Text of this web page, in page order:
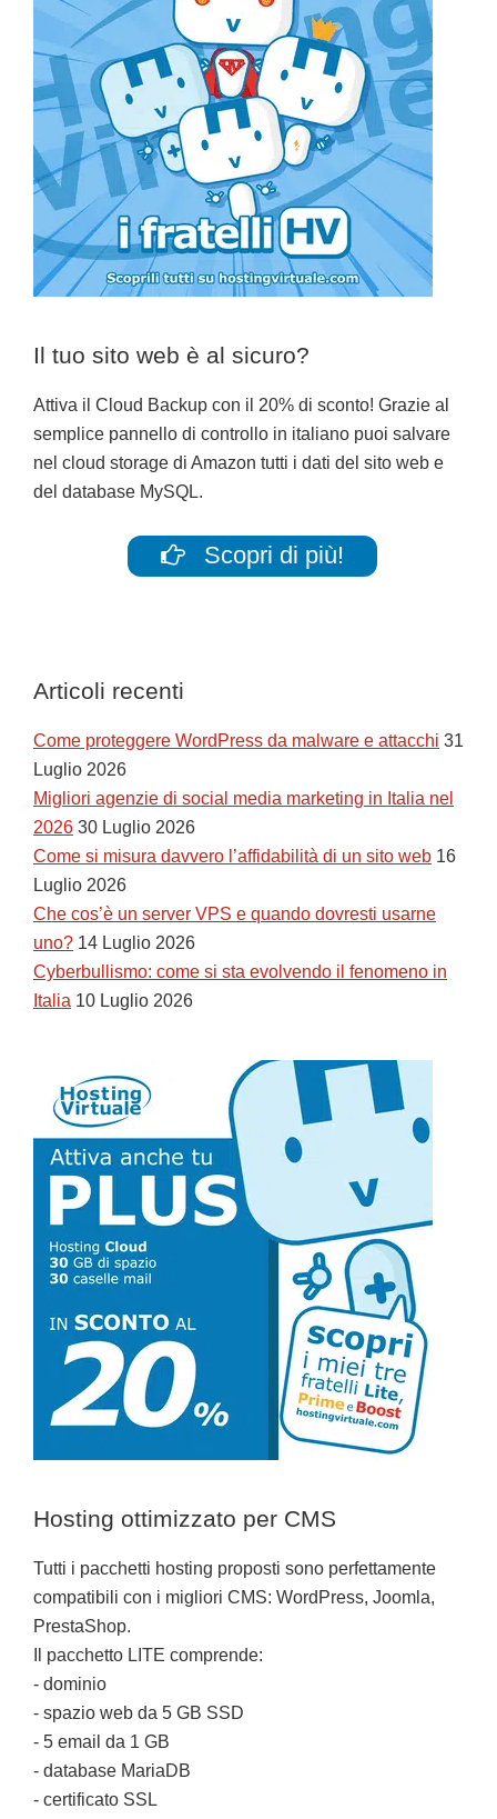
Il tuo sito web è al sicuro?
Attiva il Cloud Backup con il 20% di sconto! Grazie al
semplice pannello di controllo in italiano puoi salvare
nel cloud storage di Amazon tutti i dati del sito web e
del database MySQL.
Scopri di più!
Articoli recenti
Come proteggere WordPress da malware e attacchi 31
Luglio 2026
Migliori agenzie di social media marketing in Italia nel
2026 30 Luglio 2026
Come si misura davvero l’affidabilità di un sito web 16
Luglio 2026
Che cos’è un server VPS e quando dovresti usarne
uno? 14 Luglio 2026
Cyberbullismo: come si sta evolvendo il fenomeno in
Italia 10 Luglio 2026
Hosting ottimizzato per CMS
Tutti i pacchetti hosting proposti sono perfettamente
compatibili con i migliori CMS: WordPress, Joomla,
PrestaShop.
Il pacchetto LITE comprende:
- dominio
- spazio web da 5 GB SSD
- 5 email da 1 GB
- database MariaDB
- certificato SSL